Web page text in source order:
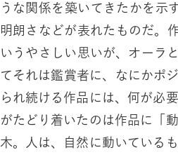
うな関係を築いてきたかを示
明朗さなどが表れたものだ。
いうやさしい思いが、オーラ
てそれは鑑賞者に、なにかポジティ
られ続ける作品には、何が必
がたどり着いたのは作品に「
木。人は、自然に動いている